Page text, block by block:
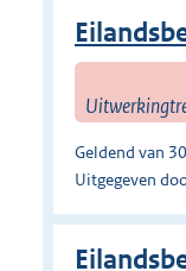
Geldend van
Uitgegeven